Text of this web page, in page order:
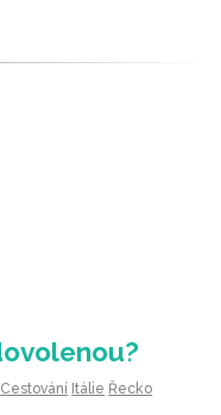
Cestování Itálie Řecko